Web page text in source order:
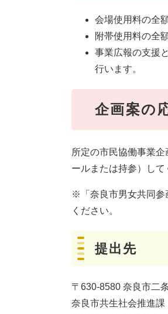
会場使用料の全
附帯使用料の全
事業広報の支援
行います。
企画案の
所定の市民協働事業
ールまたは持参）して
※「奈良市男女共同参
ください。
提出先
〒630-8580 奈良市二
奈良市共生社会推進